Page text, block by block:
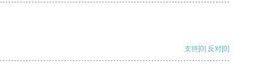
支持[0] 反对[0]